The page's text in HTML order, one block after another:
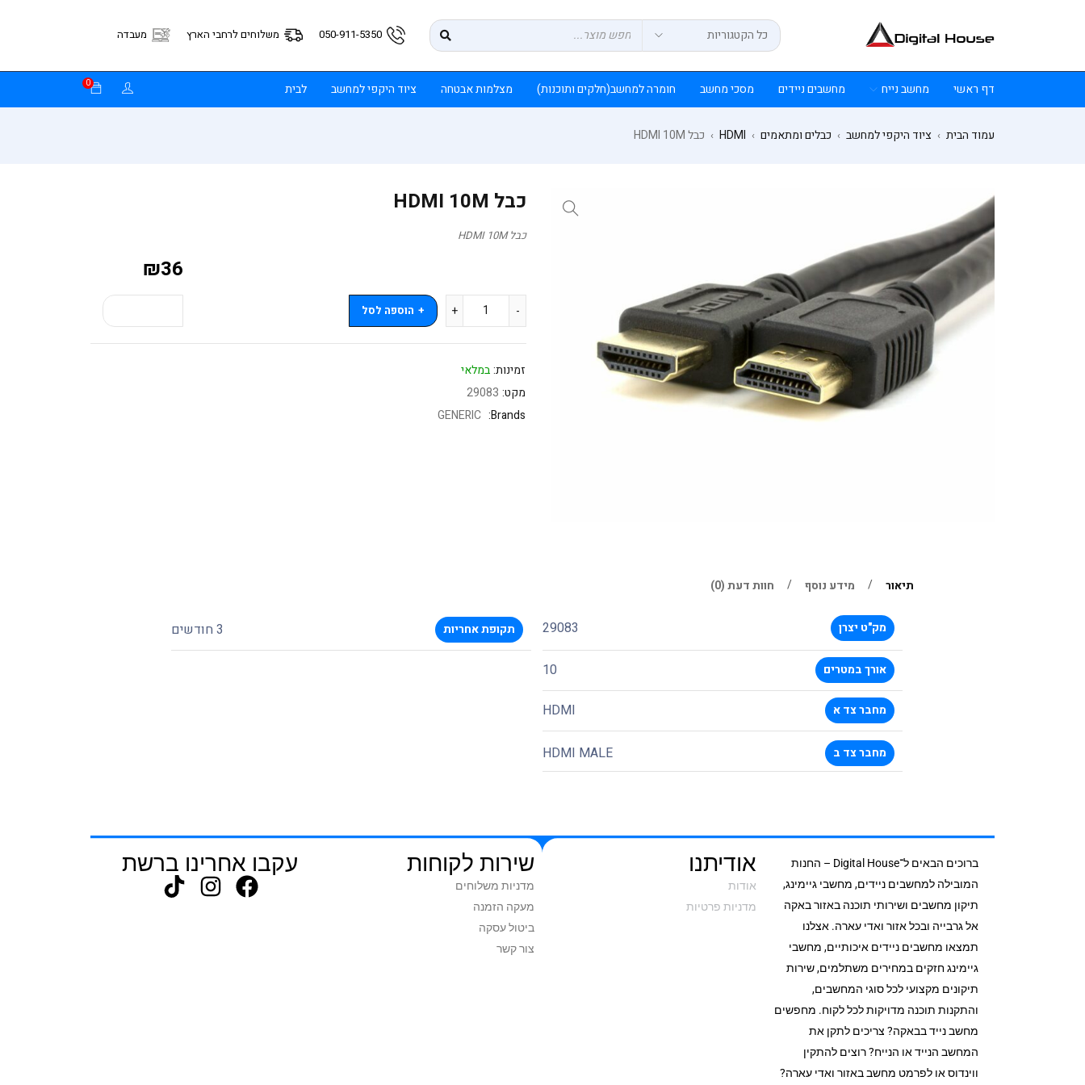
050-911-5350 משלוחים לרחבי הארץ מעבדה
דף ראשי מחשב נייח מחשבים ניידים מסכי מחשב חומרה למחשב(חלקים ותוכנות) מצלמות אבטחה ציוד היקפי למחשב לבית 0
עמוד הבית › ציוד היקפי למחשב › כבלים ומתאמים ›
HDMI
› כבל HDMI 10M
כבל HDMI 10M
כבל HDMI 10M
₪36
הוספה לסל
זמינות:במלאי
מקט: 29083
Brands:
GENERIC
תיאור מידע נוסף חוות דעת (0)
מק"ט יצרן 29083
אורך במטרים 10
מחבר צד א HDMI
מחבר צד ב HDMI MALE
תקופת אחריות 3 חודשים
ברוכים הבאים ל־Digital House – החנות
המובילה למחשבים ניידים, מחשבי גיימינג,
תיקון מחשבים ושירותי תוכנה באזור באקה
אל גרבייה ובכל אזור ואדי עארה. אצלנו
תמצאו מחשבים ניידים איכותיים, מחשבי
גיימינג חזקים במחירים משתלמים, שירות
תיקונים מקצועי לכל סוגי המחשבים,
והתקנות תוכנה מדויקות לכל לקוח. מחפשים
מחשב נייד בבאקה? צריכים לתקן את
המחשב הנייד או הנייח? רוצים להתקין
ווינדוס או לפרמט מחשב באזור ואדי עארה?
אודיתנו
אודות
מדניות פרטיות
שירות לקוחות
מדניות משלוחים
מעקה הזמנה
ביטול עסקה
צור קשר
עקבו אחרינו ברשת